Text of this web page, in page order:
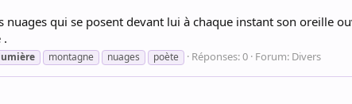
nuages qui se posent devant lui à chaque instant son oreille
.
montagne nuages poète Réponses: 0 Forum: Divers